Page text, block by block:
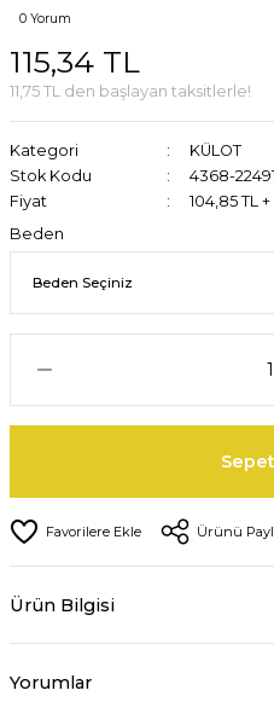
0 Yorum
115,34 TL
11,75 TL den başlayan taksitlerle!
Kategori
KÜLOT
Stok Kodu
4368-22491
Fiyat
104,85 TL
Beden
Ürünü
Ürün Bilgisi
Yorumlar